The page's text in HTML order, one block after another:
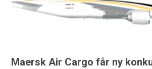
Maersk Air Cargo får ny